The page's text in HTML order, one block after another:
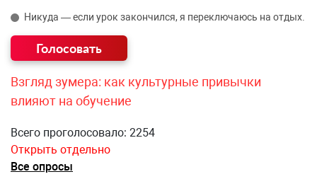
Никуда — если урок закончился, я переключаюсь на отдых.
Взгляд зумера: как культурные привычки
влияют на обучение
Всего проголосовало: 2254
Открыть отдельно
Все опросы